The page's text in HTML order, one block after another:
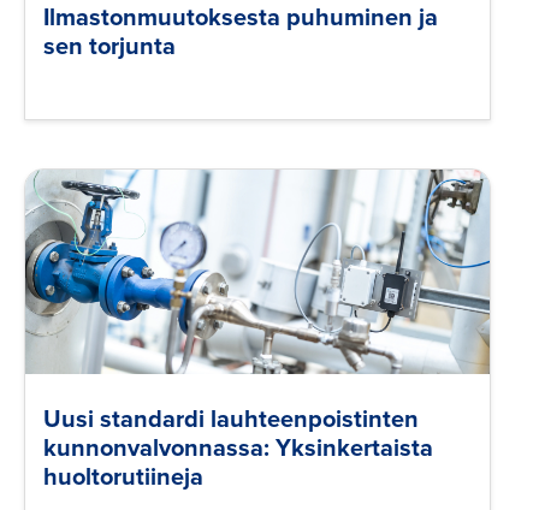
Ilmastonmuutoksesta puhuminen ja
sen torjunta
Uusi standardi lauhteenpoistinten
kunnonvalvonnassa: Yksinkertaista
huoltorutiineja